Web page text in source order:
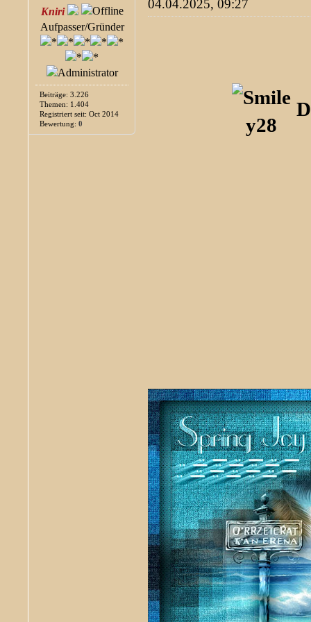
Kniri
Aufpasser/Gründer
Beiträge: 3.226
Themen: 1.404
Registriert seit: Oct 2014
Bewertung: 0
04.04.2025, 09:27